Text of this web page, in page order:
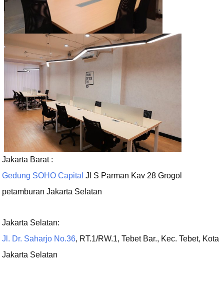
Jakarta Barat :
Gedung SOHO Capital Jl S Parman Kav 28 Grogol
petamburan Jakarta Selatan
Jakarta Selatan:
Jl. Dr. Saharjo No.36, RT.1/RW.1, Tebet Bar., Kec. Tebet, Kota
Jakarta Selatan